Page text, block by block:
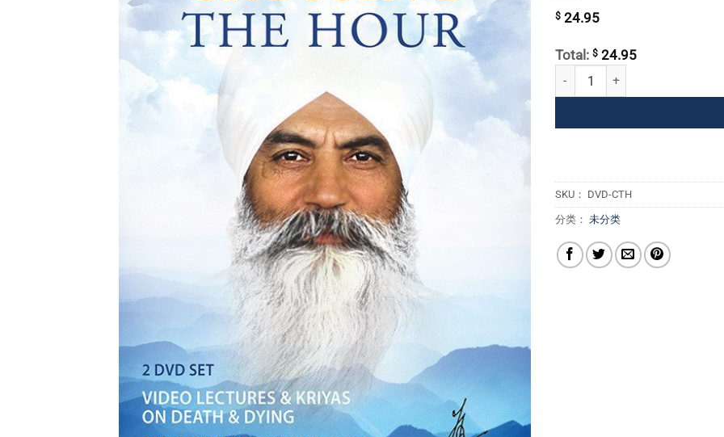
$ 24.95
Total: $ 24.95
跨越时空 数量
SKU： DVD-CTH
分类： 未分类